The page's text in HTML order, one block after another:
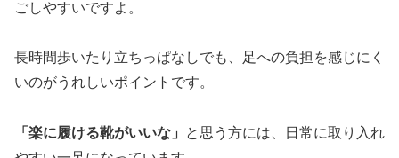
ごしやすいですよ。
長時間歩いたり立ちっぱなしでも、足への負担を感じにく
いのがうれしいポイントです。
「楽に履ける靴がいいな」
と思う方には、日常に取り入れ